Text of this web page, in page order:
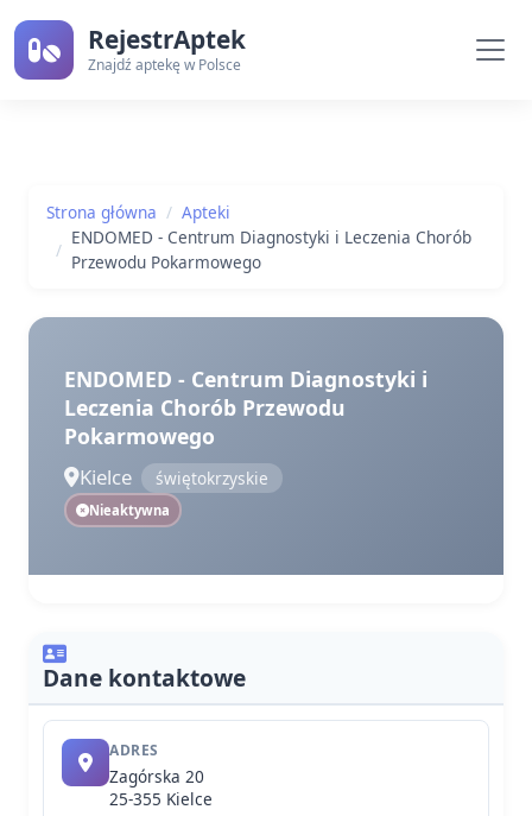
RejestrAptek
Znajdź aptekę w Polsce
Strona główna
Apteki
ENDOMED - Centrum Diagnostyki i Leczenia Chorób
Przewodu Pokarmowego
ENDOMED - Centrum Diagnostyki i
Leczenia Chorób Przewodu
Pokarmowego
Kielce świętokrzyskie
Nieaktywna
Dane kontaktowe
ADRES
Zagórska 20
25-355 Kielce